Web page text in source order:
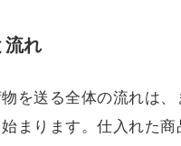
流れ
を送る全体の流れは
まります。仕入れた